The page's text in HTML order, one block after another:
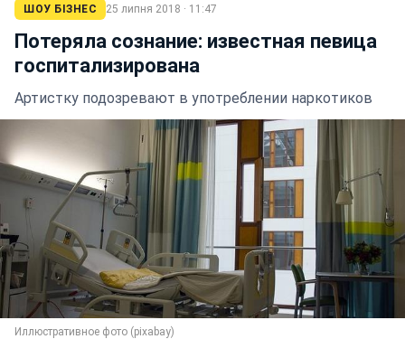
ШОУ БІЗНЕС 25 липня 2018 · 11:47
Потеряла сознание: известная певица
госпитализирована
Артистку подозревают в употреблении наркотиков
Иллюстративное фото (pixabay)